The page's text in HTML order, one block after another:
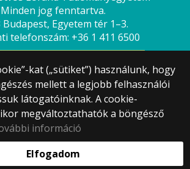
kat („sütiket”) használunk, hogy
mellett a legjobb felhasználói
látogatóinknak. A cookie-
megváltoztathatók a böngésző
információ
Elfogadom
Minden jog fenntartva.
Budapest, Egyetem tér 1–3.
telefonszám: +36 1 411 6500
Webfejlesztés: